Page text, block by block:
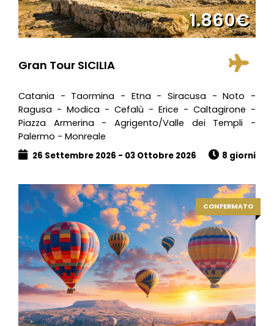
1.860€
Gran Tour SICILIA
Catania - Taormina - Etna - Siracusa - Noto -
Ragusa - Modica - Cefalù - Erice - Caltagirone -
Piazza Armerina - Agrigento/Valle dei Templi -
Palermo - Monreale
26 Settembre 2026 - 03 Ottobre 2026 8 giorni
CONFERMATO